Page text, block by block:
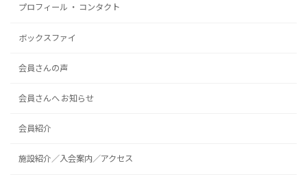
プロフィール ・ コンタクト
ボックスファイ
会員さんの声
会員さんへ お知らせ
会員紹介
施設紹介／入会案内／アクセス